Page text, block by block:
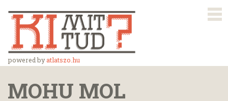
powered byatlatszo.hu
MOHU MOL